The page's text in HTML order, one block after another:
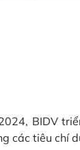
BIDV
các tiêu chí